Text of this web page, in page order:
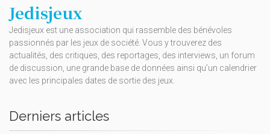
Jedisjeux
Jedisjeux est une association qui rassemble des bénévoles
passionnés par les jeux de société. Vous y trouverez des
actualités, des critiques, des reportages, des interviews, un forum
de discussion, une grande base de données ainsi qu’un calendrier
avec les principales dates de sortie des jeux.
Derniers articles